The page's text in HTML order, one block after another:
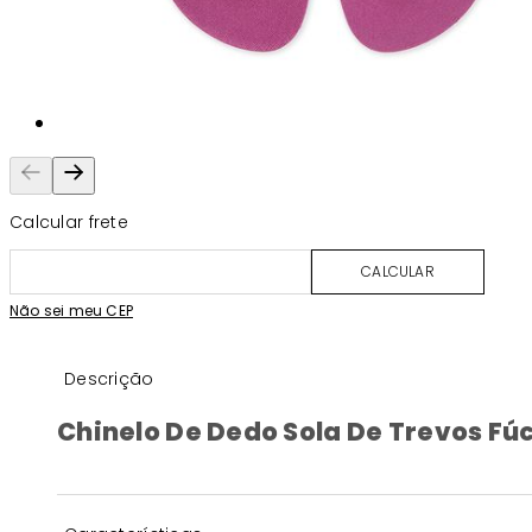
Calcular frete
CALCULAR
Não sei meu CEP
Descrição
Chinelo De Dedo Sola De Trevos